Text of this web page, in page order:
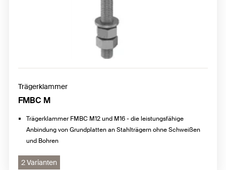
Trägerklammer
FMBC M
Trägerklammer FMBC M12 und M16 - die leistungsfähige
Anbindung von Grundplatten an Stahlträgern ohne Schweißen
und Bohren
2 Varianten